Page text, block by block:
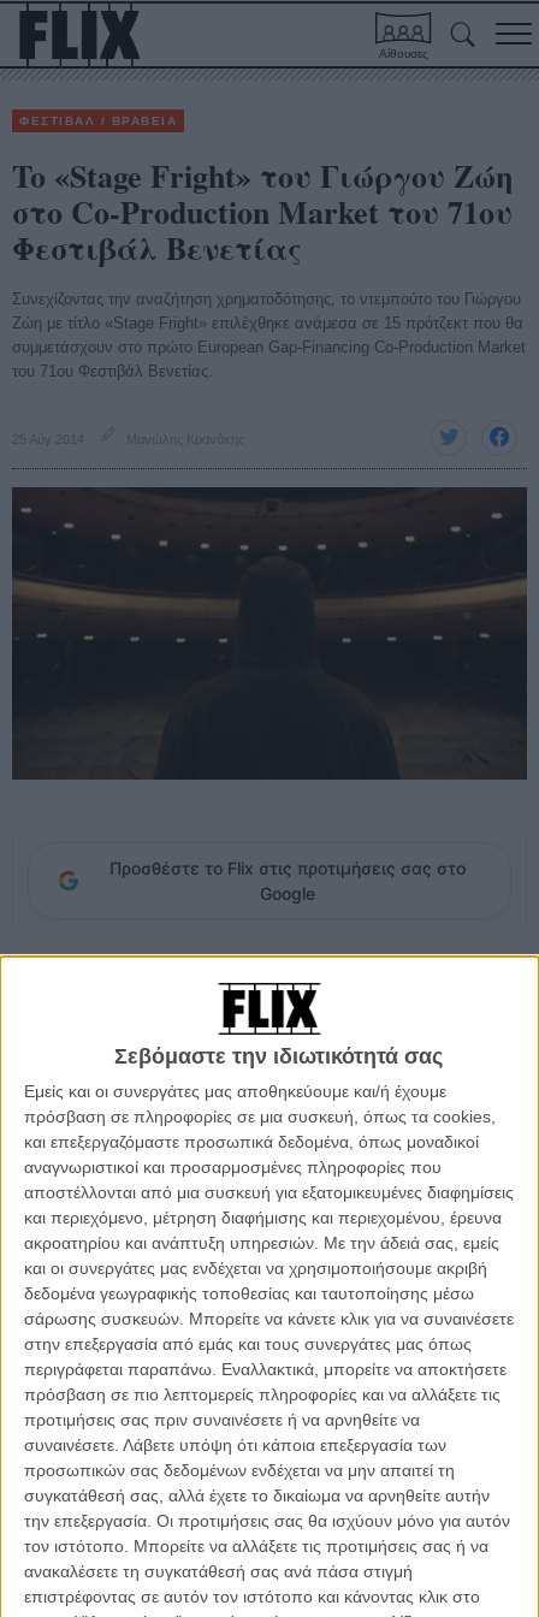
Σεβόμαστε την ιδιωτικότητά σας
Εμείς και οι συνεργάτες μας αποθηκεύουμε και/ή έχουμε
πρόσβαση σε πληροφορίες σε μια συσκευή, όπως τα cookies,
και επεξεργαζόμαστε προσωπικά δεδομένα, όπως μοναδικοί
αναγνωριστικοί και προσαρμοσμένες πληροφορίες που
αποστέλλονται από μια συσκευή για εξατομικευμένες διαφημίσεις
και περιεχόμενο, μέτρηση διαφήμισης και περιεχομένου, έρευνα
ακροατηρίου και ανάπτυξη υπηρεσιών. Με την άδειά σας, εμείς
και οι συνεργάτες μας ενδέχεται να χρησιμοποιήσουμε ακριβή
δεδομένα γεωγραφικής τοποθεσίας και ταυτοποίησης μέσω
σάρωσης συσκευών. Μπορείτε να κάνετε κλικ για να συναινέσετε
στην επεξεργασία από εμάς και τους συνεργάτες μας όπως
περιγράφεται παραπάνω. Εναλλακτικά, μπορείτε να αποκτήσετε
πρόσβαση σε πιο λεπτομερείς πληροφορίες και να αλλάξετε τις
προτιμήσεις σας πριν συναινέσετε ή να αρνηθείτε να
συναινέσετε. Λάβετε υπόψη ότι κάποια επεξεργασία των
προσωπικών σας δεδομένων ενδέχεται να μην απαιτεί τη
συγκατάθεσή σας, αλλά έχετε το δικαίωμα να αρνηθείτε αυτήν
την επεξεργασία. Οι προτιμήσεις σας θα ισχύουν μόνο για αυτόν
τον ιστότοπο. Μπορείτε να αλλάξετε τις προτιμήσεις σας ή να
ανακαλέσετε τη συγκατάθεσή σας ανά πάσα στιγμή
επιστρέφοντας σε αυτόν τον ιστότοπο και κάνοντας κλικ στο
Αίθουσες
ΦΕΣΤΙΒΑΛ / ΒΡΑΒΕΙΑ
To «Stage Fright» του Γιώργου Ζώη
στο Co-Production Market του 71ου
Φεστιβάλ Βενετίας
Συνεχίζοντας την αναζήτηση χρηματοδότησης, το ντεμπούτο του Γιώργου
Ζώη με τίτλο «Stage Fright» επιλέχθηκε ανάμεσα σε 15 πρότζεκτ που θα
συμμετάσχουν στο πρώτο European Gap-Financing Co-Production Market
του 71ου Φεστιβάλ Βενετίας.
25 Αύγ 2014 Μανώλης Κρανάκης
Προσθέστε το Flix στις προτιμήσεις σας στο
Google
Φεστιβάλ Βενετίας (ιδρύθηκε πριν από τρία χρόνια), λανσάρει το
European Gap Financing Co-Production Market που θα λάβει χώρα
στις 29 και 30 Αυγούστου και συμπεριλαμβάνει σχέδια ταινιών που
έχουν συμπληρώσει το 70% της χρηματοδότησής τους και
αναζητούν την ολοκλήρωση του προϋπολογισμού τους για να
μπουν σε παραγωγή.
Ανάμεσα στα 15 πρότζεκτς που επιλέχθηκαν για την παρθενική
διοργάνωση του European Gap Financing Co-Production Market
είναι και το «Stage Fright» του Γιώργου Ζώη, που επιστρέφει στη
Βενετία μετά από τις επιτυχημένες συμμετοχές με τις δύο μικρού
μήκους ταινίες του, το 2011 «Casus Belli» και το 2012 με τους
«Τίτλους Τέλους», για να παρουσιάσει την πρώτη του μεγάλου
μήκοους ταινία, το «Stage Fright».
Μια παραγωγή της Pan Entertainment (Ελλάδα), σε συμπαραγωγή
με την Ez Films (Γαλλία) και τη Nukleus Film (Κροατία), σε
υποστήριξη του Ελληνικού Κέντρου Κινηματογράφου, του Γαλλικού
Κέντρου Κινηματογράφου του «Havk (Κροατία), του Torino Filmlab
(Ιταλία), της Nova (Eλλάδα), της Marni Films (Ελλάδα) και της
Prosenghisi (Ελλάδα), το «Stage Fright» φτάνει στη Βενετία έχοντας
βραβευθεί στο CineLink του Σαράγεβομε το βραβείο του Γαλλικού
Κέντρου Κινηματογράφου και χρηματική υποστήριξη δέκα χιλιάδων
ευρώ και στοTorinoFilmLab Meetingμε το δεύτερο βραβείο αξίας
80.000 ευρώ και έχοντας συμμετάσχει στο«L'Atelier» του Φεστιβάλ